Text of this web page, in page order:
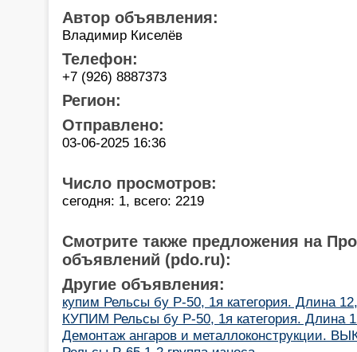
Автор объявления:
Владимир Киселёв
Телефон:
+7 (926) 8887373
Регион:
Отправлено:
03-06-2025 16:36
Число просмотров:
сегодня: 1, всего: 2219
Смотрите также предложения на
объявлений (pdo.ru):
Другие объявления:
купим Рельсы бу Р-50, 1я категория. Длина
КУПИМ Рельсы бу Р-50, 1я категория. Длина
Демонтаж ангаров и металлоконструкции.